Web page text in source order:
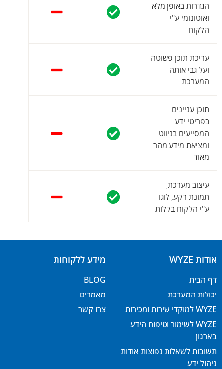
הגדרות באופן מלא
ואוטונומי ע"י
הלקוח
עריכת תוכן פשוטה
ועל גבי אותה
המערכת
תוכן עניינים
בפריטי ידע
המסייעים בניווט
ומציאת מידע מהר
מאוד
עיצוב מערכת,
תמונת רקע, לוגו
ע"י הלקוח בקלות
אודות WYZE
דף הבית
יכולות המערכת
WYZE למוקדי שירות ומכירות
WYZE לשימור וטיפוח הידע
בארגון
תשובות לשאלות נפוצות אודות
ניהול ידע
מידע ללקוחות
BLOG
מאמרים
צרו קשר